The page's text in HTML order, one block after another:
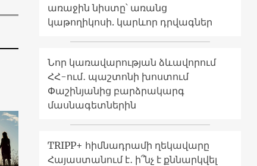
առաջին նիստը՝ առանց
կաթողիկոսի. կարևոր դրվագներ
Նոր կառավարության ձևավորում
ՀՀ-ում․ պաշտոնի խոստում
Փաշինյանից բարձրակարգ
մասնագետներին
TRIPP+ հիմնադրամի ղեկավարը
Հայաստանում է․ ի՞նչ է քննարկվել